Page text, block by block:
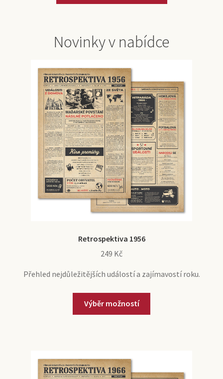
Novinky v nabídce
Retrospektiva 1956
249 Kč
Přehled nejdůležitějších událostí a zajímavostí roku.
Výběr možností